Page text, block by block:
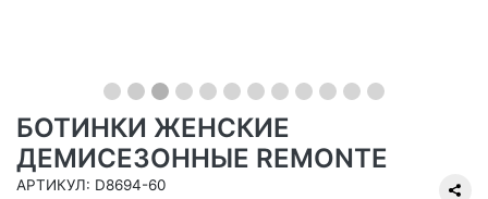
БОТИНКИ ЖЕНСКИЕ
ДЕМИСЕЗОННЫЕ REMONTE
АРТИКУЛ: D8694-60